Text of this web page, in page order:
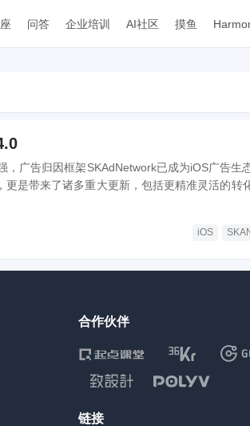
问答 企业培训 AI社区 摸鱼
，广告归因框架SKAdNetwork已成为iOS广告生
是带来了诸多重大更新，包括更精准灵活的转
新趋势。
iOS
合作伙伴
链接